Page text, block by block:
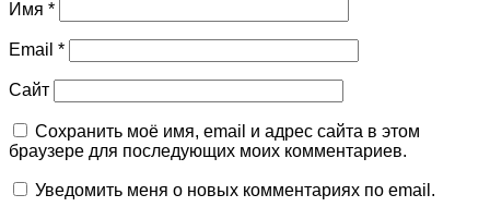
Имя *
Email *
Сайт
Сохранить моё имя, email и адрес сайта в этом
браузере для последующих моих комментариев.
Уведомить меня о новых комментариях по email.